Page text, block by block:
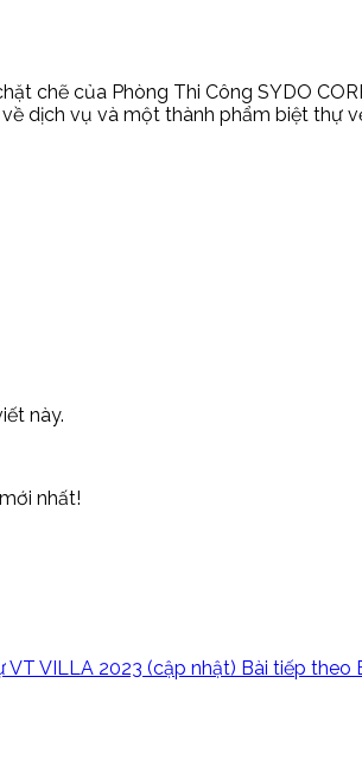
chẽ của Phòng Thi Công SYDO
dịch vụ và một thành phẩm biệt thự
này.
nhất!
VT VILLA 2023 (cập nhật) Bài tiếp theo